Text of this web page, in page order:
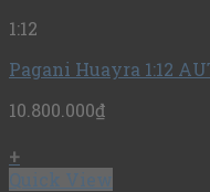
1:12
Pagani Huayra 1:12
10.800.000₫
+
Quick View